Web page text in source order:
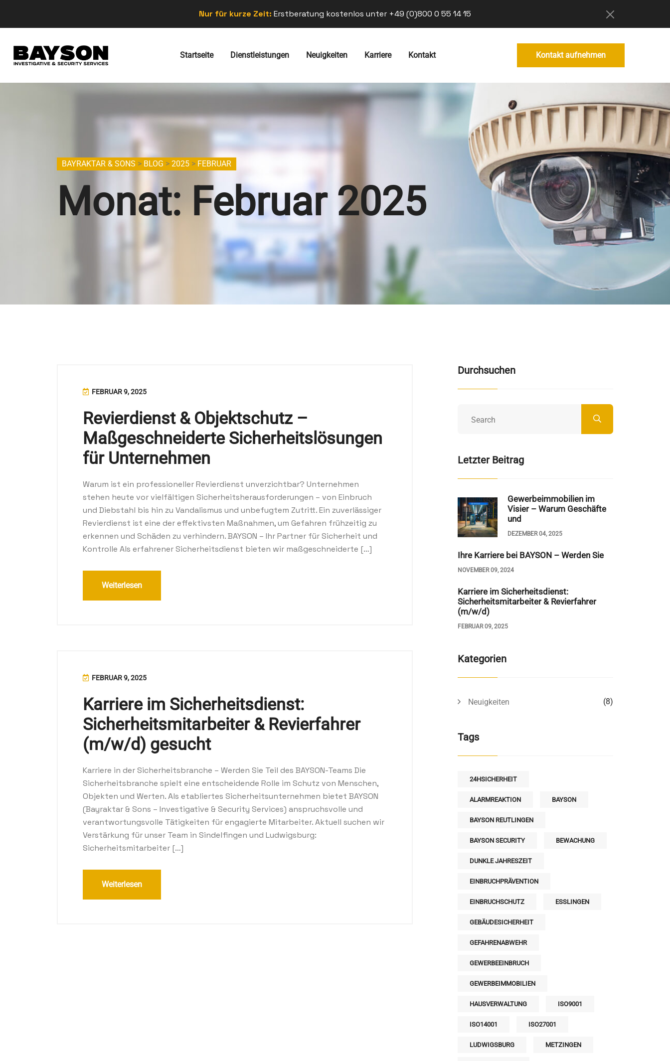
Nur für kurze Zeit: Erstberatung kostenlos unter +49 (0)800 0 55 14 15
Startseite Dienstleistungen Neuigkeiten Karriere Kontakt Kontakt aufnehmen
BAYRAKTAR & SONS > BLOG > 2025 > FEBRUAR
Monat:Februar 2025
FEBRUAR 9, 2025
Revierdienst & Objektschutz –
Maßgeschneiderte Sicherheitslösungen
für Unternehmen
Warum ist ein professioneller Revierdienst unverzichtbar? Unternehmen
stehen heute vor vielfältigen Sicherheitsherausforderungen – von Einbruch
und Diebstahl bis hin zu Vandalismus und unbefugtem Zutritt. Ein zuverlässiger
Revierdienst ist eine der effektivsten Maßnahmen, um Gefahren frühzeitig zu
erkennen und Schäden zu verhindern. BAYSON – Ihr Partner für Sicherheit und
Kontrolle Als erfahrener Sicherheitsdienst bieten wir maßgeschneiderte […]
Weiterlesen
FEBRUAR 9, 2025
Karriere im Sicherheitsdienst:
Sicherheitsmitarbeiter & Revierfahrer
(m/w/d) gesucht
Karriere in der Sicherheitsbranche – Werden Sie Teil des BAYSON-Teams Die
Sicherheitsbranche spielt eine entscheidende Rolle im Schutz von Menschen,
Objekten und Werten. Als etabliertes Sicherheitsunternehmen bietet BAYSON
(Bayraktar & Sons – Investigative & Security Services) anspruchsvolle und
verantwortungsvolle Tätigkeiten für engagierte Mitarbeiter. Aktuell suchen wir
Verstärkung für unser Team in Sindelfingen und Ludwigsburg:
Sicherheitsmitarbeiter […]
Weiterlesen
Durchsuchen
Letzter Beitrag
Gewerbeimmobilien im
Visier – Warum Geschäfte
und
DEZEMBER 04, 2025
Ihre Karriere bei BAYSON – Werden Sie
NOVEMBER 09, 2024
Karriere im Sicherheitsdienst:
Sicherheitsmitarbeiter & Revierfahrer
(m/w/d)
FEBRUAR 09, 2025
Kategorien
Neuigkeiten (8)
Tags
24HSICHERHEIT
ALARMREAKTION BAYSON
BAYSON REUTLINGEN
BAYSON SECURITY BEWACHUNG
DUNKLE JAHRESZEIT
EINBRUCHPRÄVENTION
EINBRUCHSCHUTZ ESSLINGEN
GEBÄUDESICHERHEIT
GEFAHRENABWEHR
GEWERBEEINBRUCH
GEWERBEIMMOBILIEN
HAUSVERWALTUNG ISO9001
ISO14001 ISO27001
LUDWIGSBURG METZINGEN